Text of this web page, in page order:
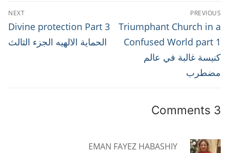
تصفّح
المقالات
PREVIOUS
Previous
post:
Triumphant Church in a
Confused World part 1
كنيسة غالبة في عالم
مضطرب
NEXT
Next
post:
Divine protection Part 3
الحماية الالهيه الجزء الثالث
3 Comments
EMAN FAYEZ HABASHIY